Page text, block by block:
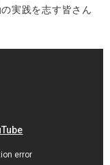
実践を志す皆さん